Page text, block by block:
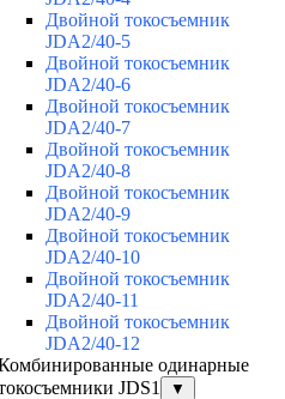
Двойной токосъемник
JDA2/40-5
Двойной токосъемник
JDA2/40-6
Двойной токосъемник
JDA2/40-7
Двойной токосъемник
JDA2/40-8
Двойной токосъемник
JDA2/40-9
Двойной токосъемник
JDA2/40-10
Двойной токосъемник
JDA2/40-11
Двойной токосъемник
JDA2/40-12
одинарные
JDS1
▼